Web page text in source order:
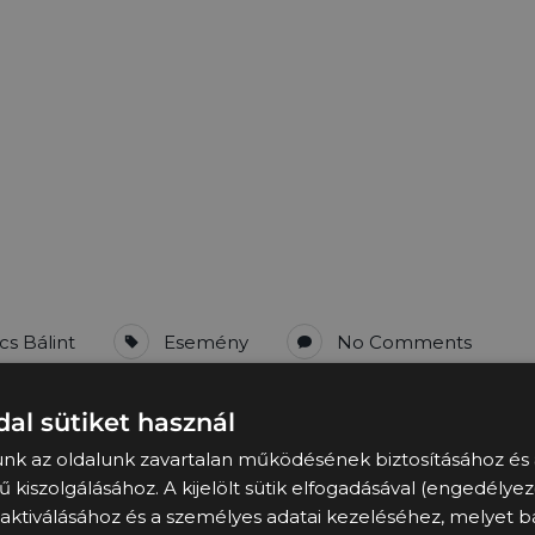
Bálint Esemény No Comments
telt el azóta, hogy a Mercarius elkezdte működését
köszönhetően már most a közösség tagjának érezzük
sütiket használ
az oldalunk zavartalan működésének biztosításához
kiszolgálásához. A kijelölt sütik elfogadásával
és a személyes adatai kezeléséhez, melyet